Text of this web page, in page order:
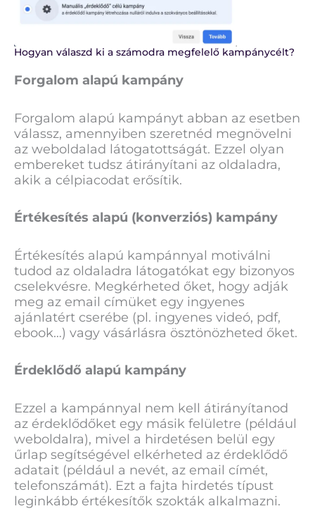
Hogyan válaszd ki a számodra megfelelő kampánycélt?
Forgalom alapú kampány
Forgalom alapú kampányt abban az esetben
válassz, amennyiben szeretnéd megnövelni
az weboldalad látogatottságát. Ezzel olyan
embereket tudsz átirányítani az oldaladra,
akik a célpiacodat erősítik.
Értékesítés alapú (konverziós) kampány
Értékesítés alapú kampánnyal motiválni
tudod az oldaladra látogatókat egy bizonyos
cselekvésre. Megkérheted őket, hogy adják
meg az email címüket egy ingyenes
ajánlatért cserébe (pl. ingyenes videó, pdf,
ebook…) vagy vásárlásra ösztönözheted őket.
Érdeklődő alapú kampány
Ezzel a kampánnyal nem kell átirányítanod
az érdeklődőket egy másik felületre (például
weboldalra), mivel a hirdetésen belül egy
űrlap segítségével elkérheted az érdeklődő
adatait (például a nevét, az email címét,
telefonszámát). Ezt a fajta hirdetés típust
leginkább értékesítők szokták alkalmazni.